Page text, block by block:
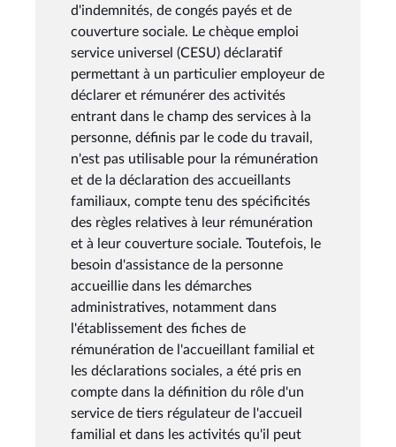
d'indemnités, de congés payés et de
couverture sociale. Le chèque emploi
service universel (CESU) déclaratif
permettant à un particulier employeur de
déclarer et rémunérer des activités
entrant dans le champ des services à la
personne, définis par le code du travail,
n'est pas utilisable pour la rémunération
et de la déclaration des accueillants
familiaux, compte tenu des spécificités
des règles relatives à leur rémunération
et à leur couverture sociale. Toutefois, le
besoin d'assistance de la personne
accueillie dans les démarches
administratives, notamment dans
l'établissement des fiches de
rémunération de l'accueillant familial et
les déclarations sociales, a été pris en
compte dans la définition du rôle d'un
service de tiers régulateur de l'accueil
familial et dans les activités qu'il peut